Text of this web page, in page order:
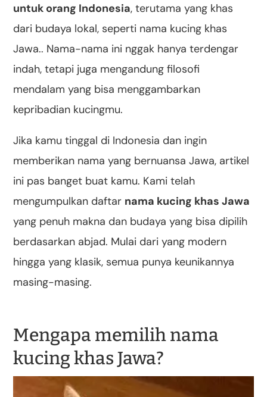
untuk orang Indonesia, terutama yang khas
dari budaya lokal, seperti nama kucing khas
Jawa.. Nama-nama ini nggak hanya terdengar
indah, tetapi juga mengandung filosofi
mendalam yang bisa menggambarkan
kepribadian kucingmu.
Jika kamu tinggal di Indonesia dan ingin
memberikan nama yang bernuansa Jawa, artikel
ini pas banget buat kamu. Kami telah
mengumpulkan daftar nama kucing khas Jawa
yang penuh makna dan budaya yang bisa dipilih
berdasarkan abjad. Mulai dari yang modern
hingga yang klasik, semua punya keunikannya
masing-masing.
Mengapa memilih nama
kucing khas Jawa?